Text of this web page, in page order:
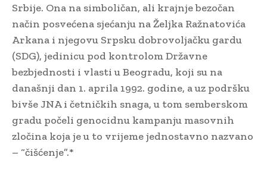
Srbije. Ona na simboličan, ali krajnje bezočan
način posvećena sjećanju na Željka Ražnatovića
Arkana i njegovu Srpsku dobrovoljačku gardu
(SDG), jedinicu pod kontrolom Državne
bezbjednosti i vlasti u Beogradu, koji su na
današnji dan 1. aprila 1992. godine, a uz podršku
bivše JNA i četničkih snaga, u tom semberskom
gradu počeli genocidnu kampanju masovnih
zločina koja je u to vrijeme jednostavno nazvano
– “čišćenje”.*